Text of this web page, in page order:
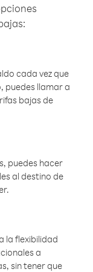
cada vez que
puedes llamar a
bajas de
puedes hacer
al destino de
la flexibilidad
a
sin tener que